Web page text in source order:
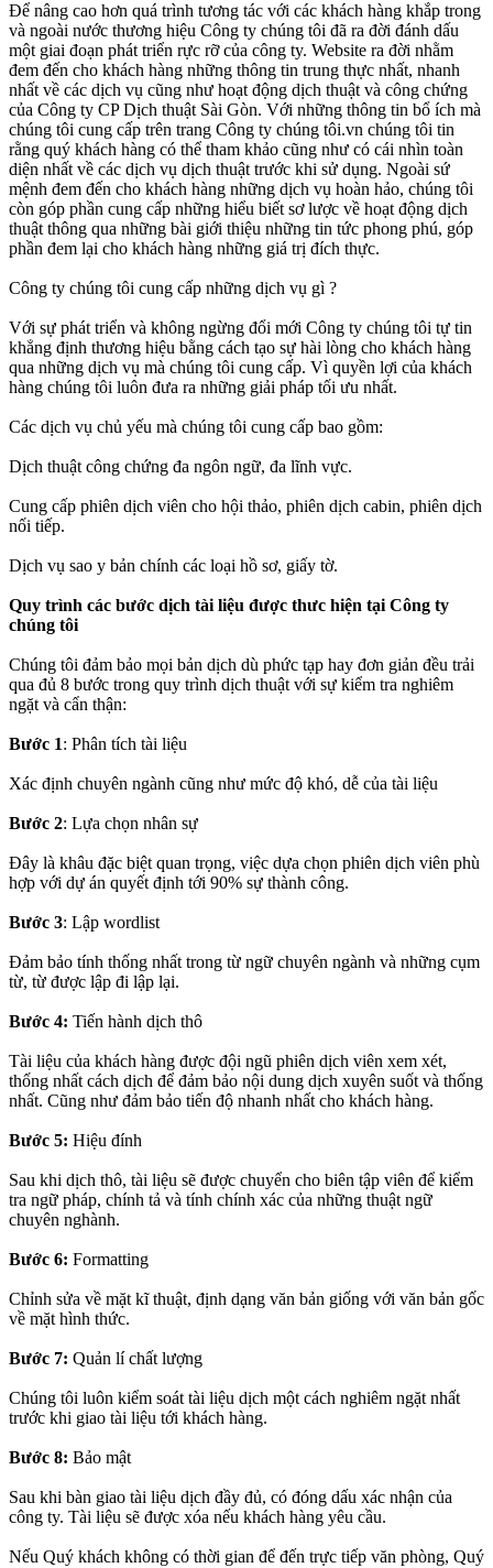
Để nâng cao hơn quá trình tương tác với các khách hàng khắp trong
và ngoài nước thương hiệu Công ty chúng tôi đã ra đời đánh dấu
một giai đoạn phát triển rực rỡ của công ty. Website ra đời nhằm
đem đến cho khách hàng những thông tin trung thực nhất, nhanh
nhất về các dịch vụ cũng như hoạt động dịch thuật và công chứng
của Công ty CP Dịch thuật Sài Gòn. Với những thông tin bổ ích mà
chúng tôi cung cấp trên trang Công ty chúng tôi.vn chúng tôi tin
rằng quý khách hàng có thể tham khảo cũng như có cái nhìn toàn
diện nhất về các dịch vụ dịch thuật trước khi sử dụng. Ngoài sứ
mệnh đem đến cho khách hàng những dịch vụ hoàn hảo, chúng tôi
còn góp phần cung cấp những hiểu biết sơ lược về hoạt động dịch
thuật thông qua những bài giới thiệu những tin tức phong phú, góp
phần đem lại cho khách hàng những giá trị đích thực.
Công ty chúng tôi cung cấp những dịch vụ gì ?
Với sự phát triển và không ngừng đổi mới Công ty chúng tôi tự tin
khẳng định thương hiệu bằng cách tạo sự hài lòng cho khách hàng
qua những dịch vụ mà chúng tôi cung cấp. Vì quyền lợi của khách
hàng chúng tôi luôn đưa ra những giải pháp tối ưu nhất.
Các dịch vụ chủ yếu mà chúng tôi cung cấp bao gồm:
Dịch thuật công chứng đa ngôn ngữ, đa lĩnh vực.
Cung cấp phiên dịch viên cho hội thảo, phiên dịch cabin, phiên dịch
nối tiếp.
Dịch vụ sao y bản chính các loại hồ sơ, giấy tờ.
Quy trình các bước dịch tài liệu được thưc hiện tại Công ty
chúng tôi
Chúng tôi đảm bảo mọi bản dịch dù phức tạp hay đơn giản đều trải
qua đủ 8 bước trong quy trình dịch thuật với sự kiểm tra nghiêm
ngặt và cẩn thận:
Bước 1: Phân tích tài liệu
Xác định chuyên ngành cũng như mức độ khó, dễ của tài liệu
Bước 2: Lựa chọn nhân sự
Đây là khâu đặc biệt quan trọng, việc dựa chọn phiên dịch viên phù
hợp với dự án quyết định tới 90% sự thành công.
Bước 3: Lập wordlist
Đảm bảo tính thống nhất trong từ ngữ chuyên ngành và những cụm
từ, từ được lập đi lập lại.
Bước 4: Tiến hành dịch thô
Tài liệu của khách hàng được đội ngũ phiên dịch viên xem xét,
thống nhất cách dịch để đảm bảo nội dung dịch xuyên suốt và thống
nhất. Cũng như đảm bảo tiến độ nhanh nhất cho khách hàng.
Bước 5: Hiệu đính
Sau khi dịch thô, tài liệu sẽ được chuyển cho biên tập viên để kiểm
tra ngữ pháp, chính tả và tính chính xác của những thuật ngữ
chuyên nghành.
Bước 6: Formatting
Chỉnh sửa về mặt kĩ thuật, định dạng văn bản giống với văn bản gốc
về mặt hình thức.
Bước 7: Quản lí chất lượng
Chúng tôi luôn kiểm soát tài liệu dịch một cách nghiêm ngặt nhất
trước khi giao tài liệu tới khách hàng.
Bước 8: Bảo mật
Sau khi bàn giao tài liệu dịch đầy đủ, có đóng dấu xác nhận của
công ty. Tài liệu sẽ được xóa nếu khách hàng yêu cầu.
Nếu Quý khách không có thời gian để đến trực tiếp văn phòng, Quý